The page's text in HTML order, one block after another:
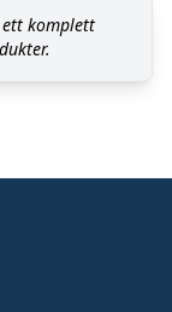
ett komplett